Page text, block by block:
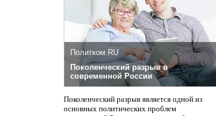
Политком.RU
Поколенческий разрыв в
современной России
Поколенческий разрыв является одной из
основных политических проблем